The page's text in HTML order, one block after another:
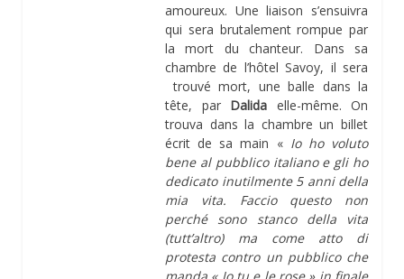
amoureux. Une liaison s’ensuivra
qui sera brutalement rompue par
la mort du chanteur. Dans sa
chambre de l’hôtel Savoy, il sera
trouvé mort, une balle dans la
tête, par Dalida elle-même. On
trouva dans la chambre un billet
écrit de sa main « Io ho voluto
bene al pubblico italiano e gli ho
dedicato inutilmente 5 anni della
mia vita. Faccio questo non
perché sono stanco della vita
(tutt’altro) ma come atto di
protesta contro un pubblico che